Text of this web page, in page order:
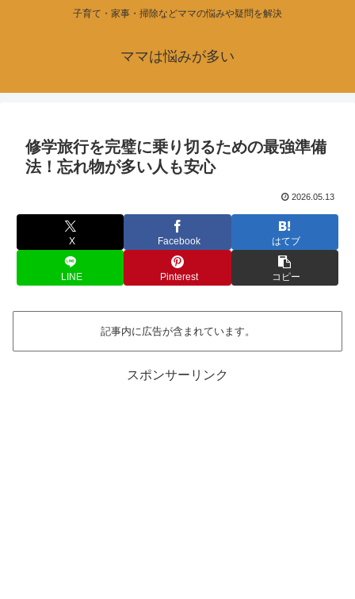
子育て・家事・掃除などママの悩みや疑問を解決
ママは悩みが多い
修学旅行を完璧に乗り切るための最強準備
法！忘れ物が多い人も安心
2026.05.13
X Facebook はてブ
LINE Pinterest コピー
記事内に広告が含まれています。
スポンサーリンク